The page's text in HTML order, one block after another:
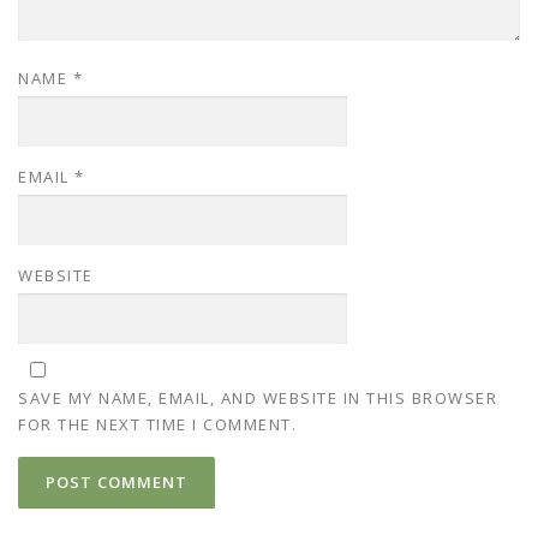
NAME *
EMAIL *
WEBSITE
SAVE MY NAME, EMAIL, AND WEBSITE IN THIS BROWSER
FOR THE NEXT TIME I COMMENT.